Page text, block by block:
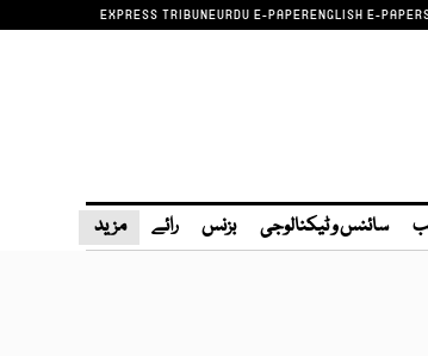
EXPRESS TRIBUNEURDU E-PAPERENGLISH E-PAPER
سائنس و ٹیکنالوجی بزنس رائے مزید